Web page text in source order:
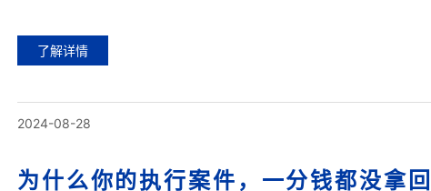
了解详情
2024-08-28
为什么你的执行案件，一分钱都没拿回